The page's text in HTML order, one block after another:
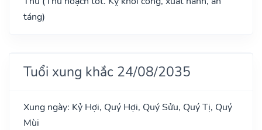
táng)
Tuổi xung khắc 24/08/2035
Xung ngày: Kỷ Hợi, Quý Hợi, Quý Sửu, Quý Tị, Quý
Mùi